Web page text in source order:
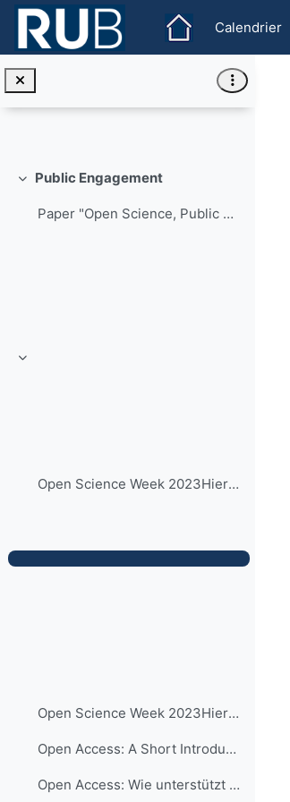
Passer au contenu principal
Calendrier
Replier
Public Engagement
Paper "Open Science, Public Engagement and the University"
Replier
Open Science Week 2023Hier finden Sie in kürze die...
Open Science Week 2023Hier finden Sie in kürze die... (Kopie)
Open Access: A Short Introduction (04.11.2025)
Open Access: Wie unterstützt mich die RUB beim Open Access-Publizieren? (17.11.2025)